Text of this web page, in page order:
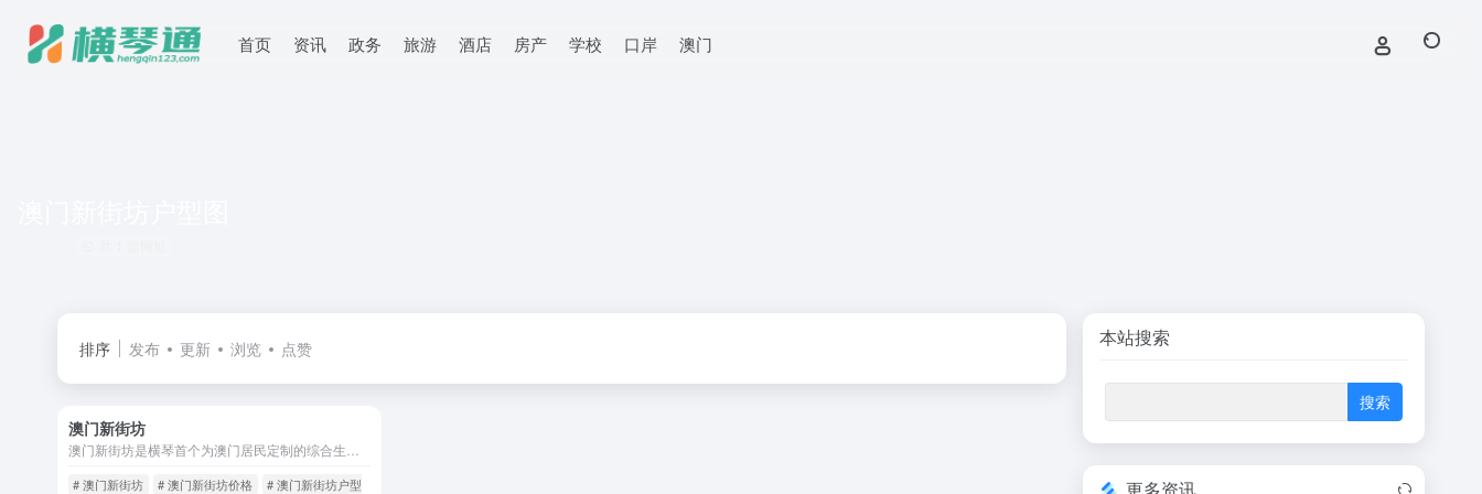
首页 资讯 政务 旅游 酒店 房产 学校 口岸 澳门
排序 发布 更新 浏览 点赞
澳门新街坊
# 澳门新街坊 # 澳门新街坊价格 # 澳门新街坊户型图
本站搜索